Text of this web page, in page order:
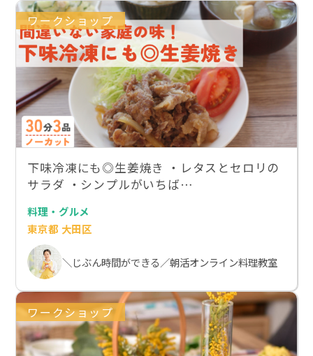
ワークショップ
下味冷凍にも◎生姜焼き ・レタスとセロリの
サラダ ・シンプルがいちば…
料理・グルメ
東京都 大田区
＼じぶん時間ができる／朝活オンライン料理教室
ワークショップ